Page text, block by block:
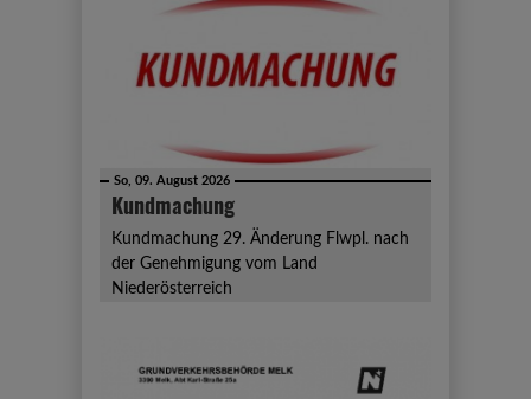
So, 09. August 2026
Kundmachung
Kundmachung 29. Änderung Flwpl. nach
der Genehmigung vom Land
Niederösterreich